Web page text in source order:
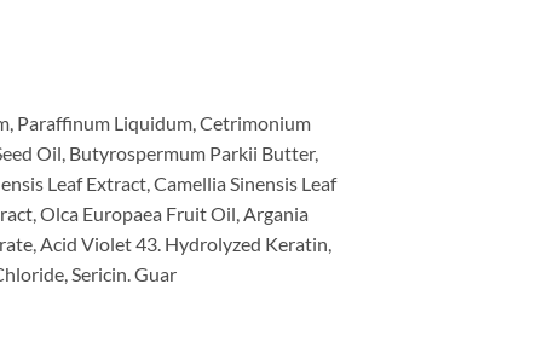
Paraffinum Liquidum, Cetrimonium
Oil, Butyrospermum Parkii Butter,
Leaf Extract, Camellia Sinensis Leaf
Olca Europaea Fruit Oil, Argania
Acid Violet 43. Hydrolyzed Keratin,
Sericin. Guar